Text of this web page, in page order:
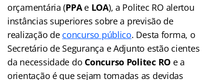
orçamentária (PPAe LOA), a Politec RO alertou
instâncias superiores sobre a previsão de
realização de concurso público. Desta forma, o
Secretário de Segurança e Adjunto estão cientes
da necessidade do Concurso Politec RO e a
orientação é que sejam tomadas as devidas